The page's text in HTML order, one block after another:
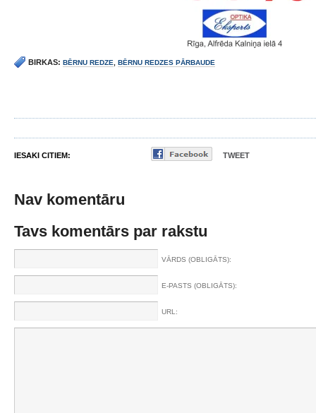
BIRKAS: BĒRNU REDZE BĒRNU REDZES PĀRBAUDE
IESAKI CITIEM: TWEET
Nav komentāru
Tavs komentārs par rakstu
VĀRDS (OBLIGĀTS):
E-PASTS (OBLIGĀTS):
URL: